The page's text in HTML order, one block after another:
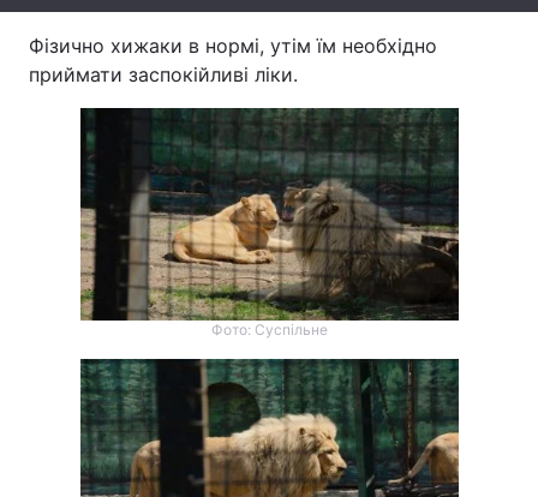
Тема оформлення
Фізично хижаки в нормі, утім їм необхідно
приймати заспокійливі ліки.
Фото: Суспільне